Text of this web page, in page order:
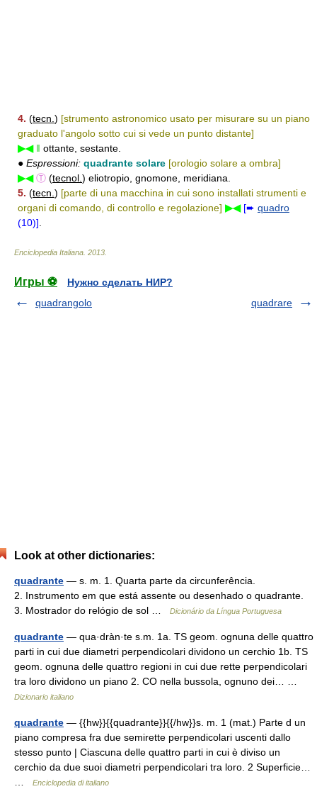
4. (tecn. ) [strumento astronomico usato per misurare su un piano
graduato l'angolo sotto cui si vede un punto distante]
▶◀ ‖ ottante, sestante.
● Espressioni: quadrante solare [orologio solare a ombra]
▶◀ Ⓣ (tecnol. ) eliotropio, gnomone, meridiana.
5. (tecn. ) [parte di una macchina in cui sono installati strumenti e
organi di comando, di controllo e regolazione] ▶◀ [➨ quadro
(10)]
Enciclopedia Italiana 2013
Игры ⚽
Нужно сделать НИР?
quadrangolo
quadrare
Look at other dictionaries:
quadrante — s. m. 1. Quarta parte da circunferência.
2. Instrumento em que está assente ou desenhado o quadrante.
3. Mostrador do relógio de sol …
Dicionário da Língua Portuguesa
quadrante — qua·dràn·te s.m. 1a. TS geom. ognuna delle quattro
parti in cui due diametri perpendicolari dividono un cerchio 1b. TS
geom. ognuna delle quattro regioni in cui due rette perpendicolari
tra loro dividono un piano 2. CO nella bussola, ognuno dei… …
Dizionario italiano
quadrante — {{hw}}{{quadrante}}{{/hw}}s. m. 1 (mat.) Parte d un
piano compresa fra due semirette perpendicolari uscenti dallo
stesso punto | Ciascuna delle quattro parti in cui è diviso un
cerchio da due suoi diametri perpendicolari tra loro. 2 Superficie…
Enciclopedia di italiano